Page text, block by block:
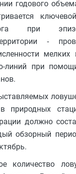
годового
при
-
линий при
природных
должно
обзорный
количество